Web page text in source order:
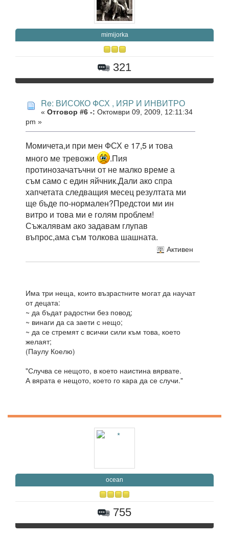
mimijorka
321
Re: ВИСОКО ФСХ , ИЯР И ИНВИТРО
« Отговор #6 -: Октомври 09, 2009, 12:11:34
pm »
Момичета,и при мен ФСХ е 17,5 и това
много ме тревожи
.Пия
протинозачатъчни от не малко време а
съм само с един яйчник.Дали ако спра
хапчетата следващия месец резултата ми
ще бъде по-нормален?Предстои ми ин
витро и това ми е голям проблем!
Съжалявам ако задавам глупав
въпрос,ама съм толкова шашната.
Активен
Има три неща, които възрастните могат да научат
от децата:
~ да бъдат радостни без повод;
~ винаги да са заети с нещо;
~ да се стремят с всички сили към това, което
желаят;
(Паулу Коелю)
‎"Случва се нещото, в което наистина вярвате.
А вярата е нещото, което го кара да се случи."
ocean
755